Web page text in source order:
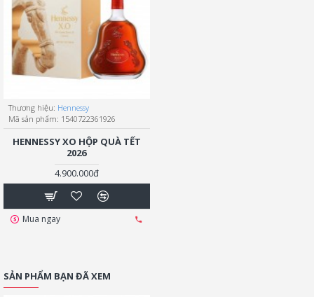
Thương hiệu: Hennessy
Mã sản phẩm: 1540722361926
HENNESSY XO HỘP QUÀ TẾT
2026
4.900.000đ
Mua ngay
SẢN PHẨM BẠN ĐÃ XEM